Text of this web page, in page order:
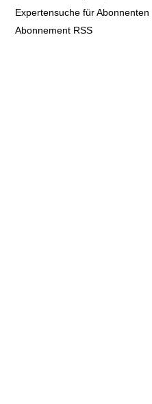
Expertensuche für Abonnenten
Abonnement RSS